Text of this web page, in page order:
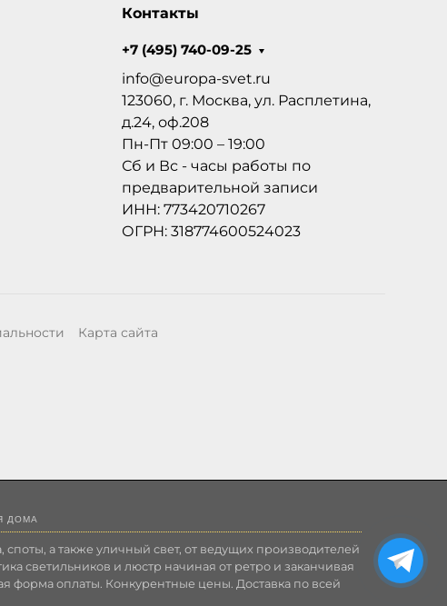
Контакты
+7 (495) 740-09-25
info@europa-svet.ru
123060, г. Москва, ул. Расплетина,
д.24, оф.208
Пн-Пт 09:00 – 19:00
Сб и Вс - часы работы по
предварительной записи
ИНН: 773420710267
ОГРН: 318774600524023
Карта сайта
ДОМА
а также уличный свет, от ведущих производителей
светильников и люстр начиная от ретро и заканчивая
форма оплаты. Конкурентные цены. Доставка по всей